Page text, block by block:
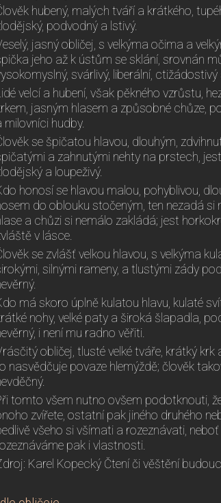
hubený, malých tváří a krátkého,
podvodný a lstivý.
jasný obličej, s velkýma očima a
jeho až k ústům se sklání, srovnán
svárlivý, liberální, ctižádostivý
velcí a hubení, však pěkného vzrůstu,
jasným hlasem a způsobné chůze,
milovníci hudby.
se špičatou hlavou, dlouhým,
a zahnutými nehty na prstech,
a loupeživý.
honosí se hlavou malou, pohyblivou,
do oblouku stočeným, ten nezadá
a chůzi si nemálo zakládá; jest
v lásce.
se zvlášť velkou hlavou, s velkýma
silnými rameny, a tlustými zády
má skoro úplně kulatou hlavu, kulaté
nohy, velké paty a široká šlapadla,
i není mu radno věřiti.
obličej, tlusté velké tváře, krátký
nasvědčuje povaze hlemýždě; člověk
tomto všem nutno ovšem podotknouti,
zvířete, ostatní pak jiného druhého
všeho si všímati a rozeznávati,
pak i vlastnosti.
Karel Kopecký Čtení či věštění